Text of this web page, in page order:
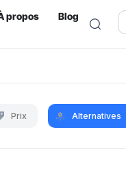
propos Blog
Prix Alternatives